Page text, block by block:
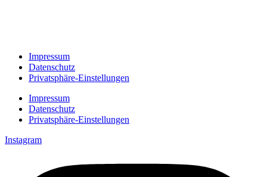
Impressum
Datenschutz
Privatsphäre-Einstellungen
Impressum
Datenschutz
Privatsphäre-Einstellungen
Instagram